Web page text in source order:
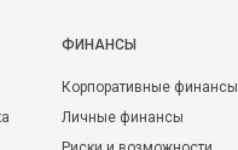
ФИНАНСЫ
Корпоративные финансы
Личные финансы